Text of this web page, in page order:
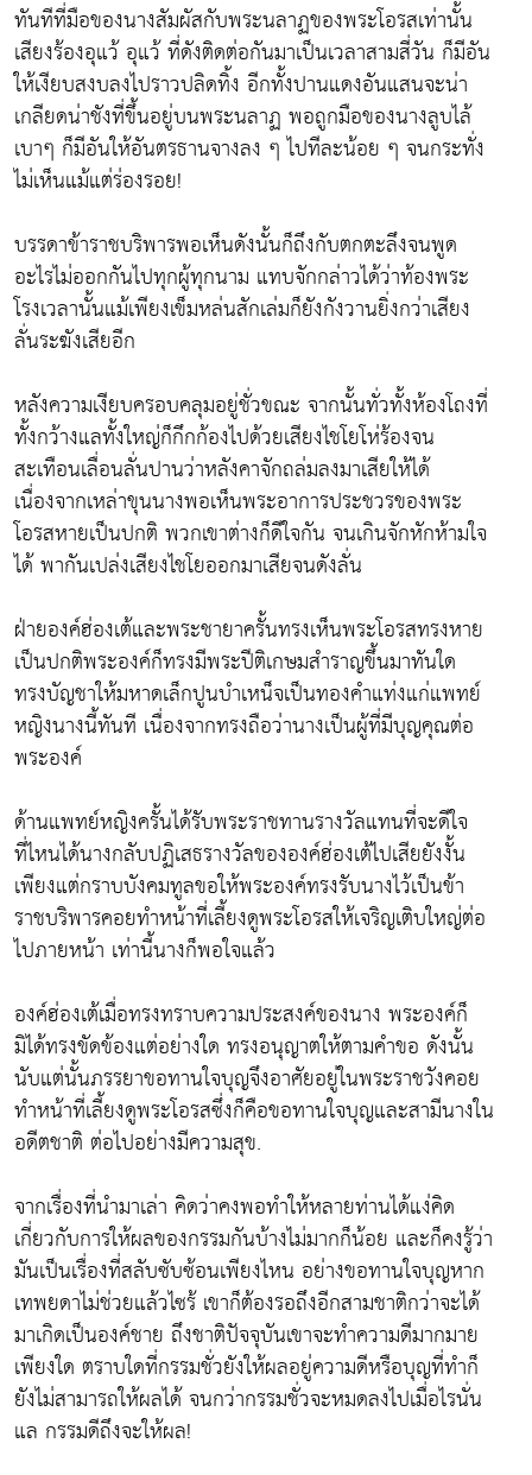
ทันทีที่มือของนางสัมผัสกับพระนลาฏของพระโอรสเท่านั้น
เสียงร้องอุแว้ อุแว้ ที่ดังติดต่อกันมาเป็นเวลาสามสี่วัน ก็มีอัน
ให้เงียบสงบลงไปราวปลิดทิ้ง อีกทั้งปานแดงอันแสนจะน่า
เกลียดน่าชังที่ขึ้นอยู่บนพระนลาฏ พอถูกมือของนางลูบไล้
เบาๆ ก็มีอันให้อันตรธานจางลง ๆ ไปทีละน้อย ๆ จนกระทั่ง
ไม่เห็นแม้แต่ร่องรอย!
บรรดาข้าราชบริพารพอเห็นดังนั้นก็ถึงกับตกตะลึงจนพูด
อะไรไม่ออกกันไปทุกผู้ทุกนาม แทบจักกล่าวได้ว่าท้องพระ
โรงเวลานั้นแม้เพียงเข็มหล่นสักเล่มก็ยังกังวานยิ่งกว่าเสียง
ลั่นระฆังเสียอีก
หลังความเงียบครอบคลุมอยู่ชั่วขณะ จากนั้นทั่วทั้งห้องโถงที่
ทั้งกว้างแลทั้งใหญ่ก็กึกก้องไปด้วยเสียงไชโยโห่ร้องจน
สะเทือนเลื่อนลั่นปานว่าหลังคาจักถล่มลงมาเสียให้ได้
เนื่องจากเหล่าขุนนางพอเห็นพระอาการประชวรของพระ
โอรสหายเป็นปกติ พวกเขาต่างก็ดีใจกัน จนเกินจักหักห้ามใจ
ได้ พากันเปล่งเสียงไชโยออกมาเสียจนดังลั่น
ฝ่ายองค์ฮ่องเต้และพระชายาครั้นทรงเห็นพระโอรสทรงหาย
เป็นปกติพระองค์ก็ทรงมีพระปีติเกษมสำราญขึ้นมาทันใด
ทรงบัญชาให้มหาดเล็กปูนบำเหน็จเป็นทองคำแท่งแก่แพทย์
หญิงนางนี้ทันที เนื่องจากทรงถือว่านางเป็นผู้ที่มีบุญคุณต่อ
พระองค์
ด้านแพทย์หญิงครั้นได้รับพระราชทานรางวัลแทนที่จะดีใจ
ที่ไหนได้นางกลับปฏิเสธรางวัลขององค์ฮ่องเต้ไปเสียยังงั้น
เพียงแต่กราบบังคมทูลขอให้พระองค์ทรงรับนางไว้เป็นข้า
ราชบริพารคอยทำหน้าที่เลี้ยงดูพระโอรสให้เจริญเติบใหญ่ต่อ
ไปภายหน้า เท่านี้นางก็พอใจแล้ว
องค์ฮ่องเต้เมื่อทรงทราบความประสงค์ของนาง พระองค์ก็
มิได้ทรงขัดข้องแต่อย่างใด ทรงอนุญาตให้ตามคำขอ ดังนั้น
นับแต่นั้นภรรยาขอทานใจบุญจึงอาศัยอยู่ในพระราชวังคอย
ทำหน้าที่เลี้ยงดูพระโอรสซึ่งก็คือขอทานใจบุญและสามีนางใน
อดีตชาติ ต่อไปอย่างมีความสุข.
จากเรื่องที่นำมาเล่า คิดว่าคงพอทำให้หลายท่านได้แง่คิด
เกี่ยวกับการให้ผลของกรรมกันบ้างไม่มากก็น้อย และก็คงรู้ว่า
มันเป็นเรื่องที่สลับซับซ้อนเพียงไหน อย่างขอทานใจบุญหาก
เทพยดาไม่ช่วยแล้วไซร้ เขาก็ต้องรอถึงอีกสามชาติกว่าจะได้
มาเกิดเป็นองค์ชาย ถึงชาติปัจจุบันเขาจะทำความดีมากมาย
เพียงใด ตราบใดที่กรรมชั่วยังให้ผลอยู่ความดีหรือบุญที่ทำก็
ยังไม่สามารถให้ผลได้ จนกว่ากรรมชั่วจะหมดลงไปเมื่อไรนั่น
แล กรรมดีถึงจะให้ผล!